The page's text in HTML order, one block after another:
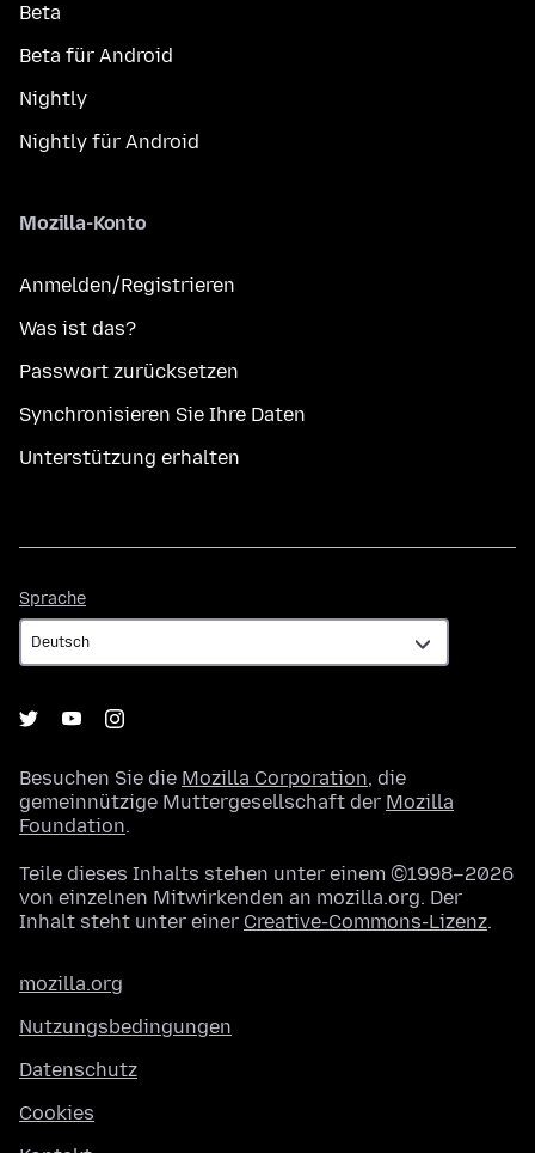
Beta
Beta für Android
Nightly
Nightly für Android
Mozilla-Konto
Anmelden/Registrieren
Was ist das?
Passwort zurücksetzen
Synchronisieren Sie Ihre Daten
Unterstützung erhalten
Sprache
Besuchen Sie die Mozilla Corporation, die
gemeinnützige Muttergesellschaft der Mozilla
Foundation.
Teile dieses Inhalts stehen unter einem ©1998–2026
von einzelnen Mitwirkenden an mozilla.org. Der
Inhalt steht unter einer Creative-Commons-Lizenz.
mozilla.org
Nutzungsbedingungen
Datenschutz
Cookies